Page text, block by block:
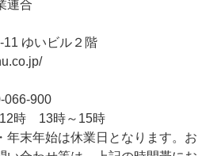
連合
ゆいビル２階
066-900
時 13時～15時
年末年始は休業日となります。お